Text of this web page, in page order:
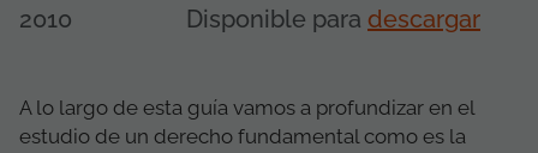
2010 Disponible para descargar
A lo largo de esta guía vamos a profundizar en el
estudio de un derecho fundamental como es la